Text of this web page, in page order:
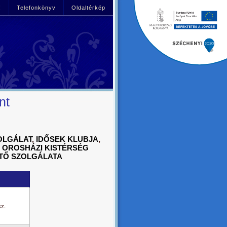
Telefonkönyv Oldaltérkép
, IDŐSEK KLUBJA,
OROSHÁZI KISTÉRSÉG
SZOLGÁLATA